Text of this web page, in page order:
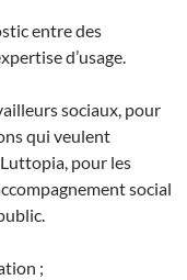
entre des
d’usage.
sociaux, pour
qui veulent
pour les
social
;